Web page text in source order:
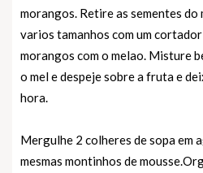
morangos. Retire as sementes
varios tamanhos com um
morangos com o melao. Misture
o mel e despeje sobre a fruta e
hora.
Mergulhe 2 colheres de sopa em
mesmas montinhos de